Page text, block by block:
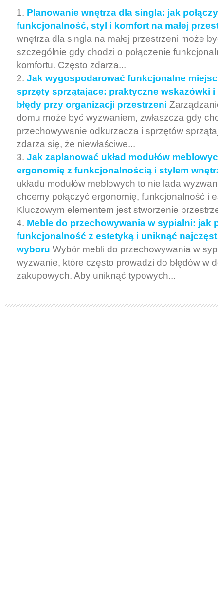
Planowanie wnętrza dla singla: jak
funkcjonalność, styl i komfort na małej
wnętrza dla singla na małej przestrzeni może
szczególnie gdy chodzi o połączenie
komfortu. Często zdarza...
Jak wygospodarować funkcjonalne
sprzęty sprzątające: praktyczne wskazówki i
błędy przy organizacji przestrzeni
domu może być wyzwaniem, zwłaszcza gdy
przechowywanie odkurzacza i sprzętów
zdarza się, że niewłaściwe...
Jak zaplanować układ modułów
ergonomię z funkcjonalnością i stylem
układu modułów meblowych to nie lada
chcemy połączyć ergonomię, funkcjonalność i
Kluczowym elementem jest stworzenie
Meble do przechowywania w sypialni: jak
funkcjonalność z estetyką i uniknąć
wyboru Wybór mebli do przechowywania w
wyzwanie, które często prowadzi do błędów w
zakupowych. Aby uniknąć typowych...